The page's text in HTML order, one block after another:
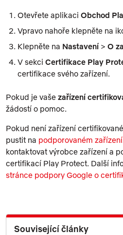
Otevřete aplikaci Obchod
Vpravo nahoře klepněte na
Klepněte na Nastavení > O
V sekci Certifikace Play
certifikace svého zařízení.
Pokud je vaše zařízení
žádostí o pomoc.
Pokud není zařízení
pustit na podporovaném zařízení
kontaktovat výrobce zařízení a
certifikací Play Protect. Další
stránce podpory Google o
Související články